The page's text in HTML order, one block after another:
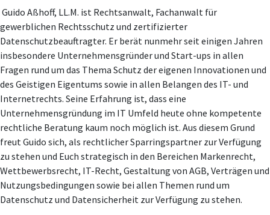
Guido Aßhoff, LL.M. ist Rechtsanwalt, Fachanwalt für
gewerblichen Rechtsschutz und zertifizierter
Datenschutzbeauftragter. Er berät nunmehr seit einigen Jahren
insbesondere Unternehmensgründer und Start-ups in allen
Fragen rund um das Thema Schutz der eigenen Innovationen und
des Geistigen Eigentums sowie in allen Belangen des IT- und
Internetrechts. Seine Erfahrung ist, dass eine
Unternehmensgründung im IT Umfeld heute ohne kompetente
rechtliche Beratung kaum noch möglich ist. Aus diesem Grund
freut Guido sich, als rechtlicher Sparringspartner zur Verfügung
zu stehen und Euch strategisch in den Bereichen Markenrecht,
Wettbewerbsrecht, IT-Recht, Gestaltung von AGB, Verträgen und
Nutzungsbedingungen sowie bei allen Themen rund um
Datenschutz und Datensicherheit zur Verfügung zu stehen.